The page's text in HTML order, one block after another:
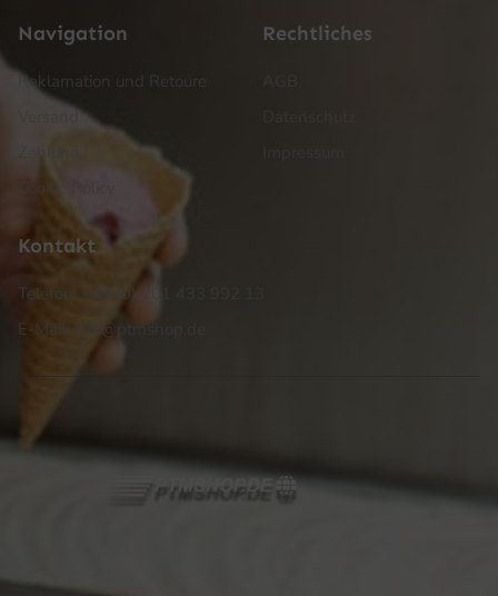
Navigation
Reklamation und Retoure
Cookie Policy
Rechtliches
Kontakt
Telefon: +49 (0) 201 433 992 13
E-Mail: info@ptmshop.de